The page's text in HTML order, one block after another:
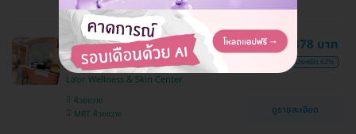
โปรแกรม IPL กำจัดขน + ปรับสีผิว
รักแร้ 1 ครั้ง
La’or Wellness & Skin Center
ห้วยขวาง
MRT ห้วยขวาง
378 บาท
ประหยัด 62%
ดูรายละเอียด